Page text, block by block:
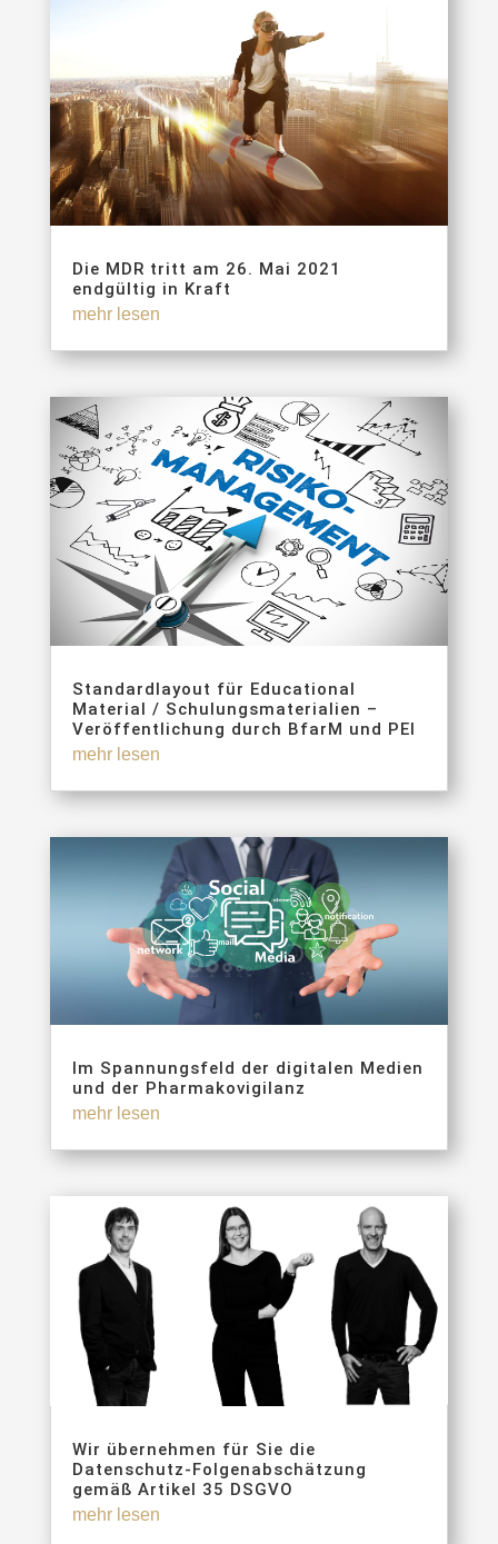
Die MDR tritt am 26. Mai 2021
endgültig in Kraft
mehr lesen
Standardlayout für Educational
Material / Schulungsmaterialien –
Veröffentlichung durch BfarM und PEI
mehr lesen
Im Spannungsfeld der digitalen Medien
und der Pharmakovigilanz
mehr lesen
Wir übernehmen für Sie die
Datenschutz-Folgenabschätzung
gemäß Artikel 35 DSGVO
mehr lesen